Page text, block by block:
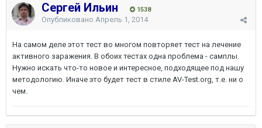
Сергей Ильин 1538
Опубликовано Апрель 1, 2014
На самом деле этот тест во многом повторяет тест на лечение
активного заражения. В обоих тестах одна проблема - самплы.
Нужно искать что-то новое и интересное, подходящее под нашу
методологию. Иначе это будет тест в стиле AV-Test.org, т.е. ни о
чем.